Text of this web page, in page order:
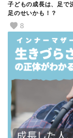
子どもの成長は、足で
足のせいかも！？
8